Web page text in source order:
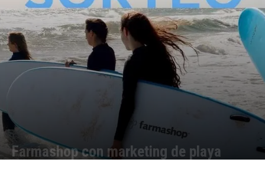
Farmashop con marketing de playa